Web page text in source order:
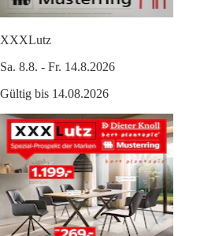
XXXLutz
Sa. 8.8. - Fr. 14.8.2026
Gültig bis 14.08.2026